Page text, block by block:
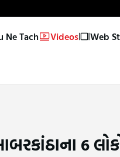
Ne Tach Videos Web
6